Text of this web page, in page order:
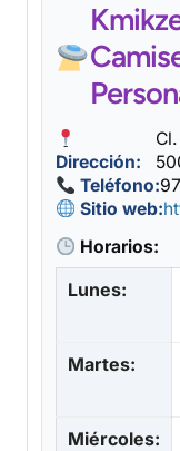
Dirección:
Teléfono:
Sitio web:
Horarios:
Lunes:
Martes:
Miércoles: